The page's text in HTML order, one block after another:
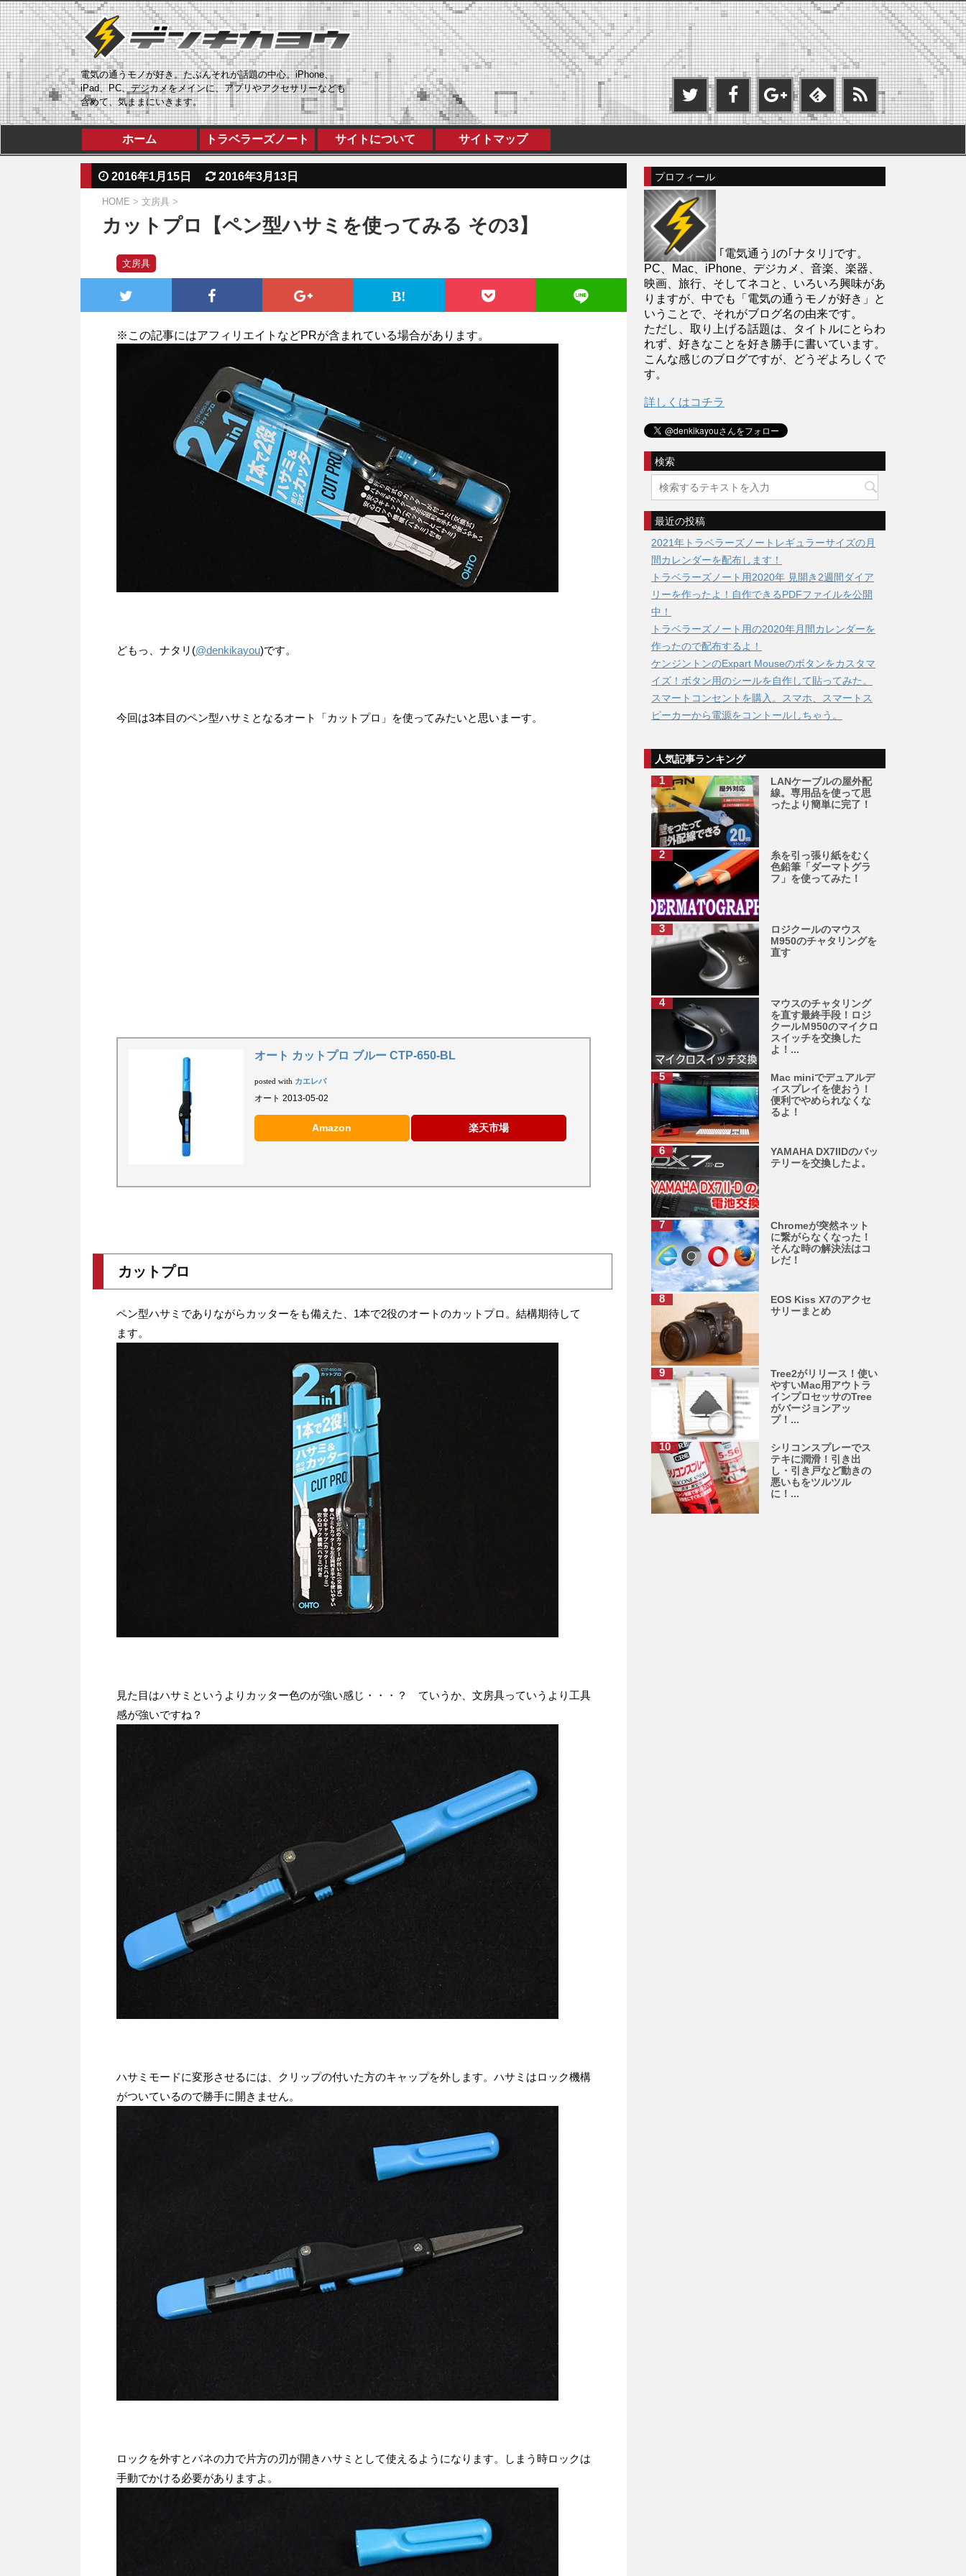
電気の通うモノが好き。たぶんそれが話題の中心。iPhone、
iPad、PC、デジカメをメインに、アプリやアクセサリーなども
含めて、気ままにいきます。
ホーム トラベラーズノート サイトについて サイトマップ
2016年1月15日 2016年3月13日
HOME > 文房具 >
カットプロ【ペン型ハサミを使ってみる その3】
文房具
※この記事にはアフィリエイトなどPRが含まれている場合があります。
どもっ、ナタリ(@denkikayou)です。
今回は3本目のペン型ハサミとなるオート「カットプロ」を使ってみたいと思いまーす。
オート カットプロ ブルー CTP-650-BL
posted with カエレバ
オート 2013-05-02
Amazon 楽天市場
カットプロ
ペン型ハサミでありながらカッターをも備えた、1本で2役のオートのカットプロ。結構期待して
ます。
見た目はハサミというよりカッター色のが強い感じ・・・？ ていうか、文房具っていうより工具
感が強いですね？
ハサミモードに変形させるには、クリップの付いた方のキャップを外します。ハサミはロック機構
がついているので勝手に開きません。
ロックを外すとバネの力で片方の刃が開きハサミとして使えるようになります。しまう時ロックは
手動でかける必要がありますよ。
プロフィール
｢電気通う｣の｢ナタリ｣です。
PC、Mac、iPhone、デジカメ、音楽、楽器、
映画、旅行、そしてネコと、いろいろ興味があ
りますが、中でも「電気の通うモノが好き」と
いうことで、それがブログ名の由来です。
ただし、取り上げる話題は、タイトルにとらわ
れず、好きなことを好き勝手に書いています。
こんな感じのブログですが、どうぞよろしくで
す。
詳しくはコチラ
検索
最近の投稿
2021年トラベラーズノートレギュラーサイズの月
間カレンダーを配布します！
トラベラーズノート用2020年 見開き2週間ダイア
リーを作ったよ！自作できるPDFファイルを公開
中！
トラベラーズノート用の2020年月間カレンダーを
作ったので配布するよ！
ケンジントンのExpart Mouseのボタンをカスタマ
イズ！ボタン用のシールを自作して貼ってみた。
スマートコンセントを購入。スマホ、スマートス
ピーカーから電源をコントールしちゃう。
人気記事ランキング
LANケーブルの屋外配
線。専用品を使って思
ったより簡単に完了！
糸を引っ張り紙をむく
色鉛筆「ダーマトグラ
フ」を使ってみた！
ロジクールのマウス
M950のチャタリングを
直す
マウスのチャタリング
を直す最終手段！ロジ
クールＭ950のマイクロ
スイッチを交換した
よ！...
Mac miniでデュアルデ
ィスプレイを使おう！
便利でやめられなくな
るよ！
YAMAHA DX7IIDのバッ
テリーを交換したよ。
Chromeが突然ネット
に繋がらなくなった！
そんな時の解決法はコ
レだ！
EOS Kiss X7のアクセ
サリーまとめ
Tree2がリリース！使い
やすいMac用アウトラ
インプロセッサのTree
がバージョンアッ
プ！...
シリコンスプレーでス
テキに潤滑！引き出
し・引き戸など動きの
悪いもをツルツル
に！...